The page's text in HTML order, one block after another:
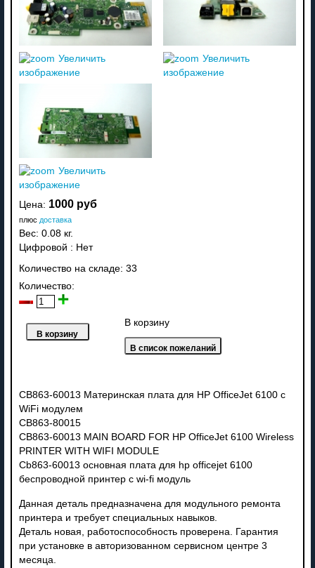
Увеличить
изображение
Увеличить
изображение
Увеличить
изображение
Цена: 1000 руб
плюс доставка
Вес: 0.08 кг.
Цифровой : Нет
Количество на складе: 33
Количество:
В корзину
CB863-60013 Материнская плата для HP OfficeJet 6100 с
WiFi модулем
CB863-80015
CB863-60013 MAIN BOARD FOR HP OfficeJet 6100 Wireless
PRINTER WITH WIFI MODULE
Cb863-60013 основная плата для hp officejet 6100
беспроводной принтер с wi-fi модуль
Данная деталь предназначена для модульного ремонта
принтера и требует специальных навыков.
Деталь новая, работоспособность проверена. Гарантия
при установке в авторизованном сервисном центре 3
месяца.